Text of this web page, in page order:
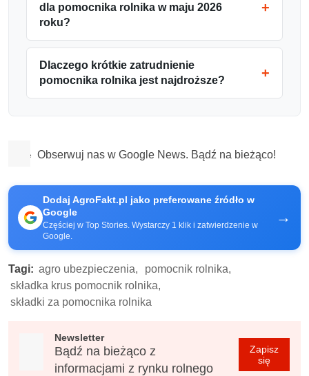
dla pomocnika rolnika w maju 2026
roku?
Dlaczego krótkie zatrudnienie
pomocnika rolnika jest najdroższe?
Obserwuj nas w Google News. Bądź na bieżąco!
Dodaj AgroFakt.pl jako preferowane źródło w
Google
Częściej w Top Stories. Wystarczy 1 klik i zatwierdzenie w
Google.
→
Tagi: agro ubezpieczenia,
pomocnik rolnika,
składka krus pomocnik rolnika,
składki za pomocnika rolnika
Newsletter
Bądź na bieżąco z
informacjami z rynku rolnego
Zapisz
się